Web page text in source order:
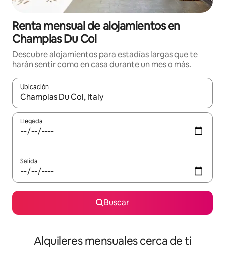
Renta mensual de alojamientos en
Champlas Du Col
Descubre alojamientos para estadías largas que te
harán sentir como en casa durante un mes o más.
Ubicación
Cuando los resultados estén disponibles, navega con las
Llegada
Salida
Buscar
Alquileres mensuales cerca de ti